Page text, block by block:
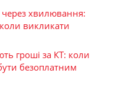
хвилювання:
коли викликати
гроші за КТ: коли
безоплатним